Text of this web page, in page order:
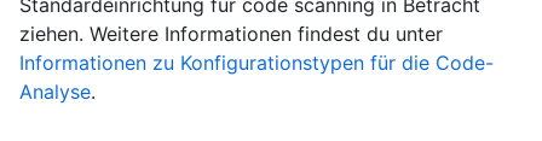
Standardeinrichtung für code scanning in Betracht
ziehen. Weitere Informationen findest du unter
Informationen zu Konfigurationstypen für die Code-
Analyse.